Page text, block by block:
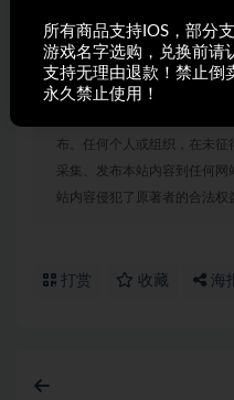
布。任何个人或组织，在未征
采集、发布本站内容到任何
站内容侵犯了原著者的合法权
打赏 收藏 海
所有商品支持IOS，部分
游戏名字选购，兑换前请
支持无理由退款！禁止倒
永久禁止使用！